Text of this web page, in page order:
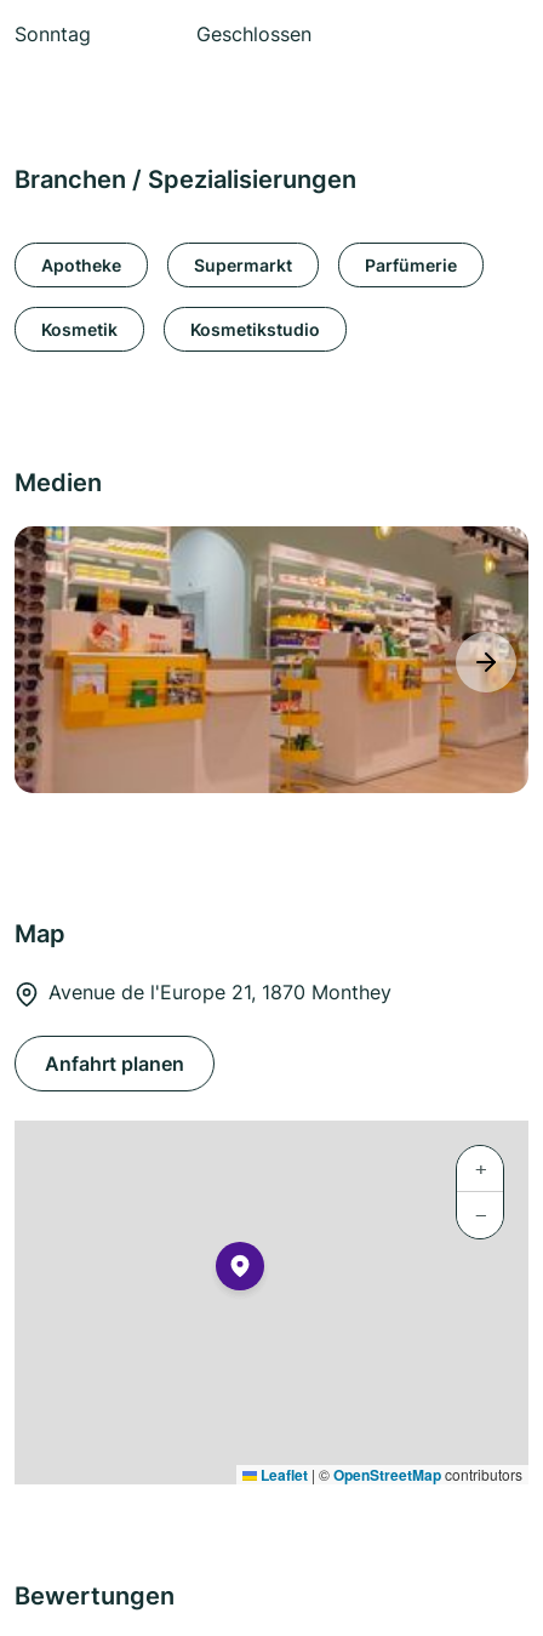
Sonntag
Geschlossen
Branchen / Spezialisierungen
Apotheke Supermarkt Parfümerie
Kosmetik Kosmetikstudio
Medien
next
Map
Avenue de l'Europe 21, 1870 Monthey
Anfahrt planen
+
−
Leaflet | ©OpenStreetMapcontributors
Bewertungen